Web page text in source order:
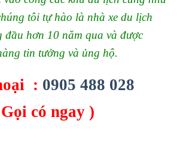
tôi tự hào là nhà xe du lịch
đầu hơn 10 năm qua và được
tin tưởng và ủng hộ.
: 0905 488 028
có ngay )